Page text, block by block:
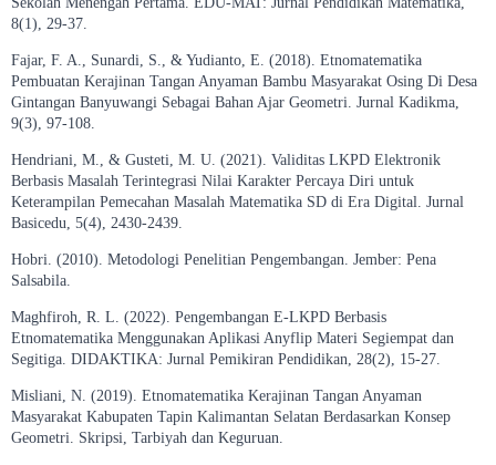
8(1), 29-37.
Fajar, F. A., Sunardi, S., & Yudianto, E. (2018). Etnomatematika
Pembuatan Kerajinan Tangan Anyaman Bambu Masyarakat Osing Di Desa
Gintangan Banyuwangi Sebagai Bahan Ajar Geometri. Jurnal Kadikma,
9(3), 97-108.
Hendriani, M., & Gusteti, M. U. (2021). Validitas LKPD Elektronik
Berbasis Masalah Terintegrasi Nilai Karakter Percaya Diri untuk
Keterampilan Pemecahan Masalah Matematika SD di Era Digital. Jurnal
Basicedu, 5(4), 2430-2439.
Hobri. (2010). Metodologi Penelitian Pengembangan. Jember: Pena
Salsabila.
Maghfiroh, R. L. (2022). Pengembangan E-LKPD Berbasis
Etnomatematika Menggunakan Aplikasi Anyflip Materi Segiempat dan
Segitiga. DIDAKTIKA: Jurnal Pemikiran Pendidikan, 28(2), 15-27.
Misliani, N. (2019). Etnomatematika Kerajinan Tangan Anyaman
Masyarakat Kabupaten Tapin Kalimantan Selatan Berdasarkan Konsep
Geometri. Skripsi, Tarbiyah dan Keguruan.